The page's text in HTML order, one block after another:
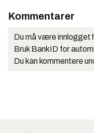
Kommentarer
Du må være innlogget
Bruk BankID for
Du kan kommentere